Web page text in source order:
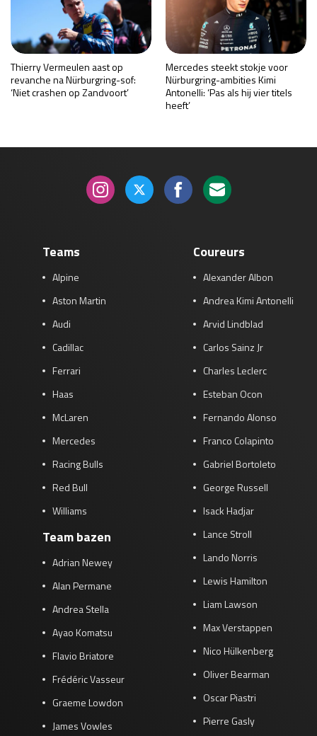
Thierry Vermeulen aast op
revanche na Nürburgring-sof:
‘Niet crashen op Zandvoort’
Mercedes steekt stokje voor
Nürburgring-ambities Kimi
Antonelli: ‘Pas als hij vier titels
heeft’
Teams
Alpine
Aston Martin
Audi
Cadillac
Ferrari
Haas
McLaren
Mercedes
Racing Bulls
Red Bull
Williams
Team bazen
Adrian Newey
Alan Permane
Andrea Stella
Ayao Komatsu
Flavio Briatore
Frédéric Vasseur
Graeme Lowdon
James Vowles
Coureurs
Alexander Albon
Andrea Kimi Antonelli
Arvid Lindblad
Carlos Sainz Jr
Charles Leclerc
Esteban Ocon
Fernando Alonso
Franco Colapinto
Gabriel Bortoleto
George Russell
Isack Hadjar
Lance Stroll
Lando Norris
Lewis Hamilton
Liam Lawson
Max Verstappen
Nico Hülkenberg
Oliver Bearman
Oscar Piastri
Pierre Gasly